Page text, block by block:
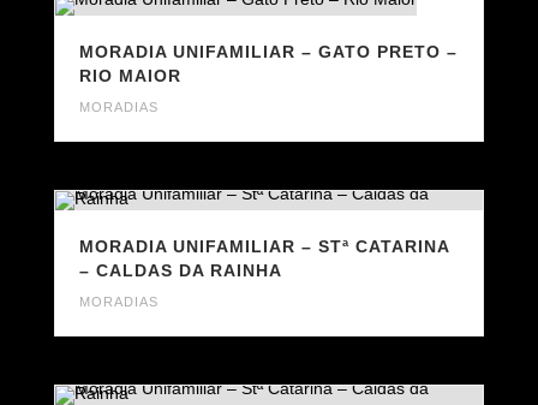
MORADIA UNIFAMILIAR – GATO PRETO –
RIO MAIOR
MORADIAS
MORADIA UNIFAMILIAR – STª CATARINA
– CALDAS DA RAINHA
MORADIAS